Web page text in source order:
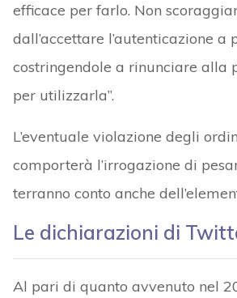
efficace per farlo. Non
dall’accettare l’autenticazione a
costringendole a rinunciare alla
per utilizzarla”.
L’eventuale violazione degli
comporterà l’irrogazione di
terranno conto anche
Le dichiarazioni di
Al pari di quanto avvenuto nel